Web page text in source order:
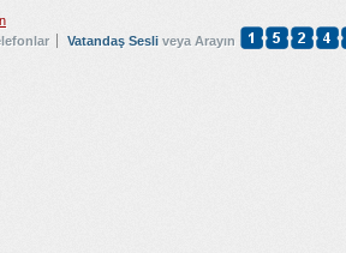
Vatandaş Sesli veya Arayın